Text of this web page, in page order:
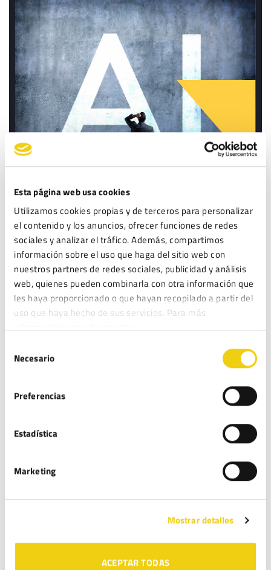
Esta página web usa cookies
Utilizamos cookies propias y de terceros para personalizar
el contenido y los anuncios, ofrecer funciones de redes
sociales y analizar el tráfico. Además, compartimos
información sobre el uso que haga del sitio web con
nuestros partners de redes sociales, publicidad y análisis
web, quienes pueden combinarla con otra información que
les haya proporcionado o que hayan recopilado a partir del
uso que haya hecho de sus servicios. Para más
información consulte nuestraPolítica de cookies.
Necesario
Preferencias
Estadística
Marketing
Mostrar detalles
ACEPTAR TODAS
Servicio de asesoramiento en
Inteligencia Artificial
Servicio de asesoramiento "360" en
Transformación digital